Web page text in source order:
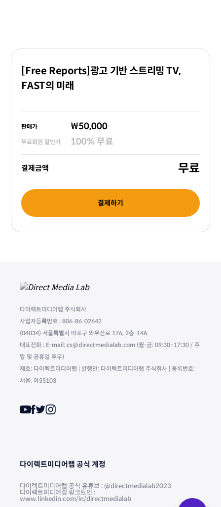
[Free Reports]광고 기반 스트리밍 TV,
FAST의 미래
판매가 ₩50,000
무료회원 할인가 100% 무료
결제금액 무료
결제하기
다이렉트미디어랩 주식회사
사업자등록번호 : 806-86-02642
(04034) 서울특별시 마포구 와우산로 176, 2층-14A
대표전화 : E-mail: cs@directmedialab.com (월-금: 09:30~17:30 / 주
말 및 공휴일 휴무)
제호: 다이렉트미디어랩 | 발행인: 다이렉트미디어랩 주식회사 | 등록번호:
서울, 아55103
다이렉트미디어랩 공식 계정
다이렉트미디어랩 공식 유튜브 : @directmedialab2023
다이렉트미디어랩 링크드인 :
www.linkedin.com/in/directmedialab